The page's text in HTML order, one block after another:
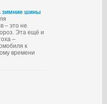
зимние шины
– это не
Эта ещё и
–
к
времени